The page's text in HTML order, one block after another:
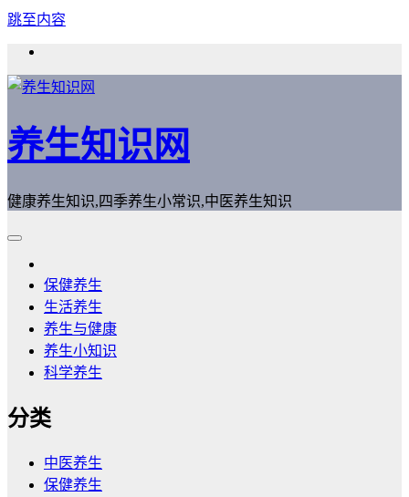
跳至内容
养生知识网
健康养生知识,四季养生小常识,中医养生知识
保健养生
生活养生
养生与健康
养生小知识
科学养生
分类
中医养生
保健养生